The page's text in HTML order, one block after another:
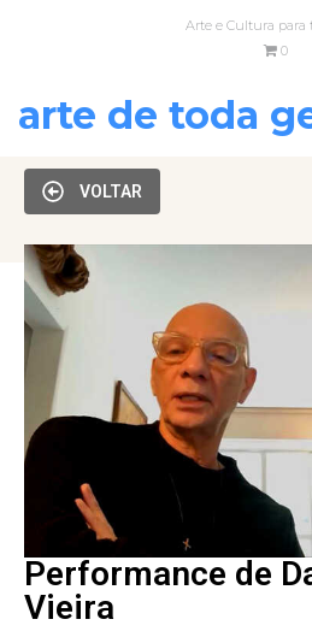
Arte e Cultura para
0
arte de toda
VOLTAR
Performance de
Vieira